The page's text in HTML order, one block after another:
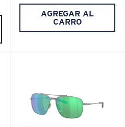
AGREGAR AL
CARRO